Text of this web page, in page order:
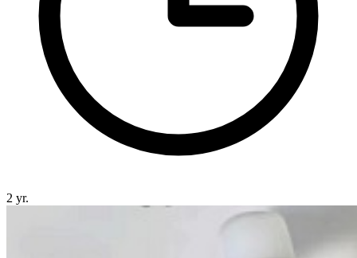
2 yr.